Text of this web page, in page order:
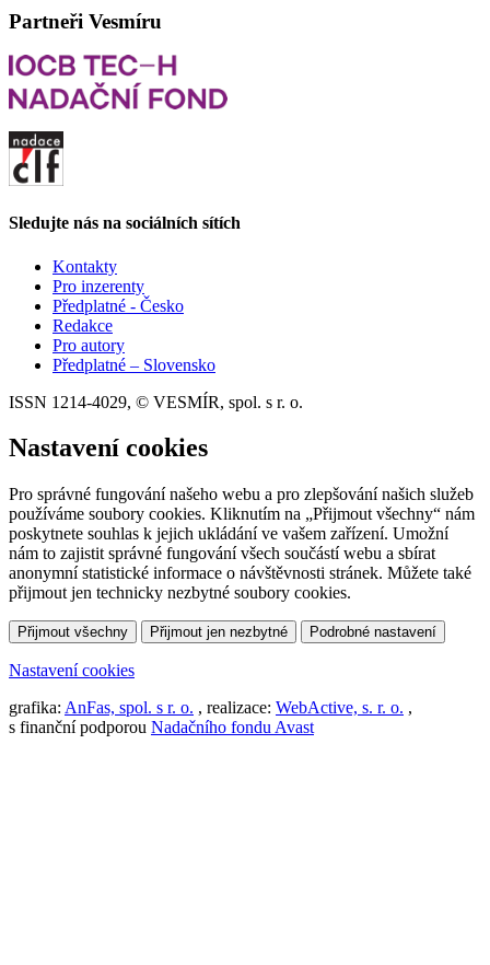
Partneři Vesmíru
Sledujte nás na sociálních sítích
Kontakty
Pro inzerenty
Předplatné - Česko
Redakce
Pro autory
Předplatné – Slovensko
ISSN 1214-4029, © VESMÍR, spol. s r. o.
Nastavení cookies
Pro správné fungování našeho webu a pro zlepšování našich služeb
používáme soubory cookies. Kliknutím na „Přijmout všechny“ nám
poskytnete souhlas k jejich ukládání ve vašem zařízení. Umožní
nám to zajistit správné fungování všech součástí webu a sbírat
anonymní statistické informace o návštěvnosti stránek. Můžete také
přijmout jen technicky nezbytné soubory cookies.
Přijmout všechny Přijmout jen nezbytné Podrobné nastavení
Nastavení cookies
grafika: AnFas, spol. s r. o. , realizace: WebActive, s. r. o. ,
s finanční podporou Nadačního fondu Avast